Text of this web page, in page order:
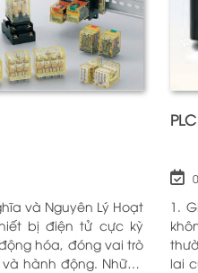
hóa, đóng vai trò
hành động. Những
1.
lai